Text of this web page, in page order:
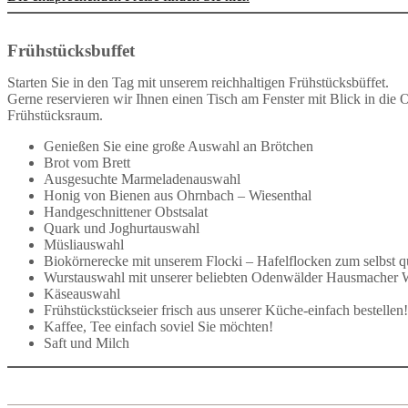
Frühstücksbuffet
Starten Sie in den Tag mit unserem reichhaltigen Frühstücksbüffet.
Gerne reservieren wir Ihnen einen Tisch am Fenster mit Blick in die
Frühstücksraum.
Genießen Sie eine große Auswahl an Brötchen
Brot vom Brett
Ausgesuchte Marmeladenauswahl
Honig von Bienen aus Ohrnbach – Wiesenthal
Handgeschnittener Obstsalat
Quark und Joghurtauswahl
Müsliauswahl
Biokörnerecke mit unserem Flocki – Hafelflocken zum selbst
Wurstauswahl mit unserer beliebten Odenwälder Hausmacher
Käseauswahl
Frühstückstückseier frisch aus unserer Küche-einfach bestellen!
Kaffee, Tee einfach soviel Sie möchten!
Saft und Milch